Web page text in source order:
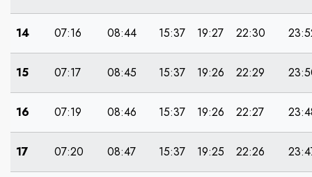
14 07:16 08:44 15:37 19:27 22:30
15 07:17 08:45 15:37 19:26 22:29
16 07:19 08:46 15:37 19:26 22:27
17 07:20 08:47 15:37 19:25 22:26